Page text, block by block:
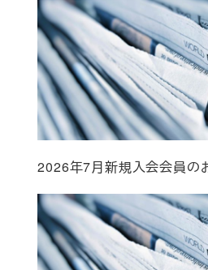
2026年7月新規入会会員の